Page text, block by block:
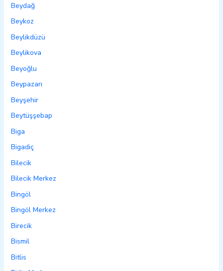
Beydağ
Beykoz
Beylikdüzü
Beylikova
Beyoğlu
Beypazarı
Beyşehir
Beytüşşebap
Biga
Bigadiç
Bilecik
Bilecik Merkez
Bingöl
Bingöl Merkez
Birecik
Bismil
Bitlis